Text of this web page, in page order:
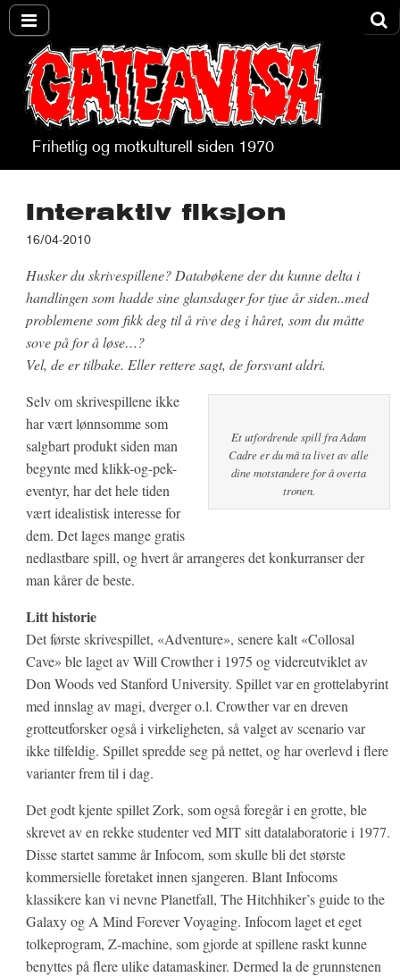
Gateavisa
Frihetlig og motkulturell siden 1970
Interaktiv fiksjon
16/04-2010
Husker du skrivespillene? Databøkene der du kunne delta i
handlingen som hadde sine glansdager for tjue år siden..med
problemene som fikk deg til å rive deg i håret, som du måtte
sove på for å løse…?
Vel, de er tilbake. Eller rettere sagt, de forsvant aldri.
Et utfordrende spill fra Adam
Cadre er du må ta livet av alle
dine motstandere for å overta
tronen.
Selv om skrivespillene ikke
har vært lønnsomme som
salgbart produkt siden man
begynte med klikk-og-pek-
eventyr, har det hele tiden
vært idealistisk interesse for
dem. Det lages mange gratis
nedlastbare spill, og hvert år arrangeres det konkurranser der
man kårer de beste.
Litt historie
Det første skrivespillet, «Adventure», senere kalt «Collosal
Cave» ble laget av Will Crowther i 1975 og videreutviklet av
Don Woods ved Stanford University. Spillet var en grottelabyrint
med innslag av magi, dverger o.l. Crowther var en dreven
grotteutforsker også i virkeligheten, så valget av scenario var
ikke tilfeldig. Spillet spredde seg på nettet, og har overlevd i flere
varianter frem til i dag.
Det godt kjente spillet Zork, som også foregår i en grotte, ble
skrevet av en rekke studenter ved MIT sitt datalaboratorie i 1977.
Disse startet samme år Infocom, som skulle bli det største
kommersielle foretaket innen sjangeren. Blant Infocoms
klassikere kan vi nevne Planetfall, The Hitchhiker’s guide to the
Galaxy og A Mind Forever Voyaging. Infocom laget et eget
tolkeprogram, Z-machine, som gjorde at spillene raskt kunne
benyttes på flere ulike datamaskiner. Dermed la de grunnstenen